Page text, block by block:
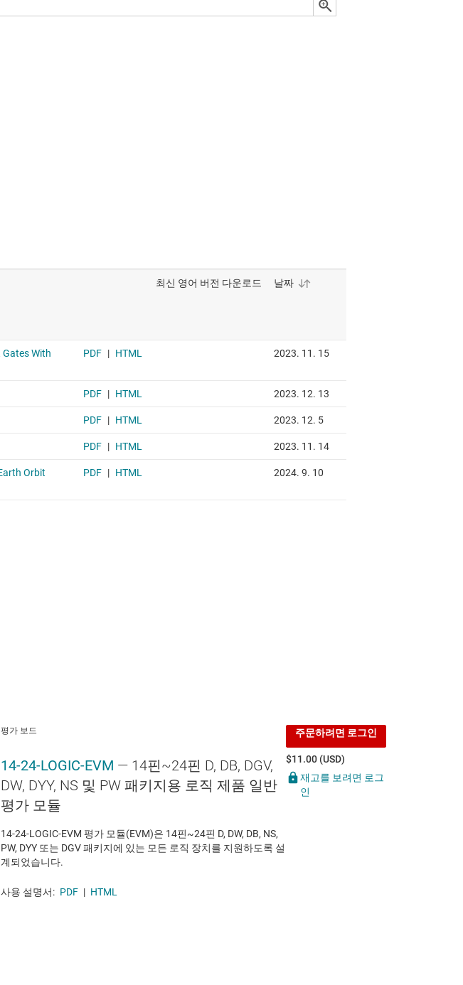
평가 보드
14-24-LOGIC-EVM — 14핀~24핀 D, DB, DGV,
DW, DYY, NS 및 PW 패키지용 로직 제품 일반
평가 모듈
14-24-LOGIC-EVM 평가 모듈(EVM)은 14핀~24핀 D, DW, DB, NS,
PW, DYY 또는 DGV 패키지에 있는 모든 로직 장치를 지원하도록 설
계되었습니다.
사용 설명서: PDF | HTML
주문하려면 로그인
$11.00 (USD)
재고를 보려면 로그
인